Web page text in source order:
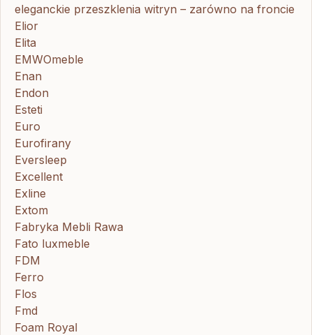
eleganckie przeszklenia witryn – zarówno na froncie
Elior
Elita
EMWOmeble
Enan
Endon
Esteti
Euro
Eurofirany
Eversleep
Excellent
Exline
Extom
Fabryka Mebli Rawa
Fato luxmeble
FDM
Ferro
Flos
Fmd
Foam Royal